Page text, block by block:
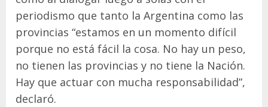
periodismo que tanto la Argentina como las
provincias “estamos en un momento difícil
porque no está fácil la cosa. No hay un peso,
no tienen las provincias y no tiene la Nación.
Hay que actuar con mucha responsabilidad”,
declaró.